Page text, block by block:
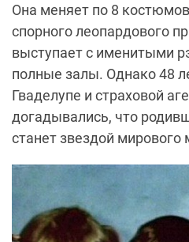
Она меняет по 8
спорного леопардового
выступает с именитыми
полные залы. Однако 48
Гваделупе и страховой
догадывались, что
станет звездой мирового